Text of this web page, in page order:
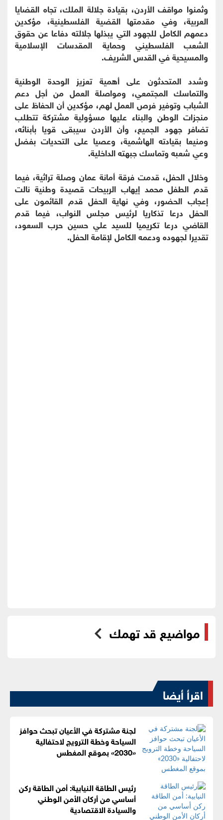
وثمنوا مواقف الأردن، بقيادة جلالة الملك، تجاه القضايا
العربية، وفي مقدمتها القضية الفلسطينية، مؤكدين
دعمهم الكامل للجهود التي يبذلها جلالته دفاعا عن حقوق
الشعب الفلسطيني وحماية المقدسات الإسلامية
والمسيحية في القدس الشريف.
وشدد المتحدثون على أهمية تعزيز الوحدة الوطنية
والتماسك المجتمعي، ومواصلة العمل من أجل دعم
الشباب وتوفير فرص العمل لهم، مؤكدين أن الحفاظ على
منجزات الوطن والبناء عليها مسؤولية مشتركة تتطلب
تضافر جهود الجميع، وأن الأردن سيبقى قويا بأبنائه،
ومنيعا بقيادته الهاشمية، وعصيا على التحديات بفضل
وعي شعبه وتماسك جبهته الداخلية.
وخلال الحفل، قدمت فرقة أمانة عمان وصلة تراثية، فيما
قدم الطفل محمد إيهاب الربيحات قصيدة وطنية نالت
إعجاب الحضور، وفي نهاية الحفل قدم القائمون على
الحفل درعا تذكاريا لرئيس مجلس النواب، فيما قدم
القاضي درعا تكريميا للسيد علي حسين حرب السعود،
تقديرا لجهوده ودعمه الكامل لإقامة الحفل.
مواضيع قد تهمك
اقرأ أيضا
لجنة مشتركة في الأعيان تبحث حوافز
السياحة وخطة الترويج لاحتفالية
«2030» بموقع المغطس
رئيس الطاقة النيابية: أمن الطاقة ركن
أساسي من أركان الأمن الوطني
والسيادة الاقتصادية